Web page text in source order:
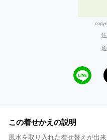
この着せかえの説明
風水を取り入れた着せ替えが出